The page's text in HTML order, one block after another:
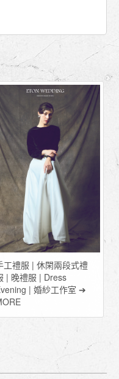
工禮服 | 休閑兩段式禮
| 晚禮服 | Dress
| 婚紗工作室 ➔